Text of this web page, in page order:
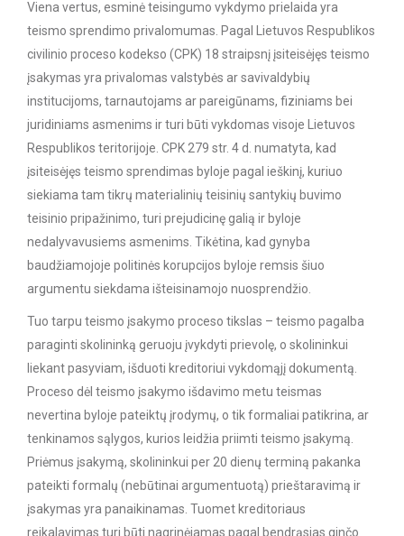
Viena vertus, esminė teisingumo vykdymo prielaida yra
teismo sprendimo privalomumas. Pagal Lietuvos Respublikos
civilinio proceso kodekso (CPK) 18 straipsnį įsiteisėjęs teismo
įsakymas yra privalomas valstybės ar savivaldybių
institucijoms, tarnautojams ar pareigūnams, fiziniams bei
juridiniams asmenims ir turi būti vykdomas visoje Lietuvos
Respublikos teritorijoje. CPK 279 str. 4 d. numatyta, kad
įsiteisėjęs teismo sprendimas byloje pagal ieškinį, kuriuo
siekiama tam tikrų materialinių teisinių santykių buvimo
teisinio pripažinimo, turi prejudicinę galią ir byloje
nedalyvavusiems asmenims. Tikėtina, kad gynyba
baudžiamojoje politinės korupcijos byloje remsis šiuo
argumentu siekdama išteisinamojo nuosprendžio.
Tuo tarpu teismo įsakymo proceso tikslas – teismo pagalba
paraginti skolininką geruoju įvykdyti prievolę, o skolininkui
liekant pasyviam, išduoti kreditoriui vykdomąjį dokumentą.
Proceso dėl teismo įsakymo išdavimo metu teismas
nevertina byloje pateiktų įrodymų, o tik formaliai patikrina, ar
tenkinamos sąlygos, kurios leidžia priimti teismo įsakymą.
Priėmus įsakymą, skolininkui per 20 dienų terminą pakanka
pateikti formalų (nebūtinai argumentuotą) prieštaravimą ir
įsakymas yra panaikinamas. Tuomet kreditoriaus
reikalavimas turi būti nagrinėjamas pagal bendrąsias ginčo